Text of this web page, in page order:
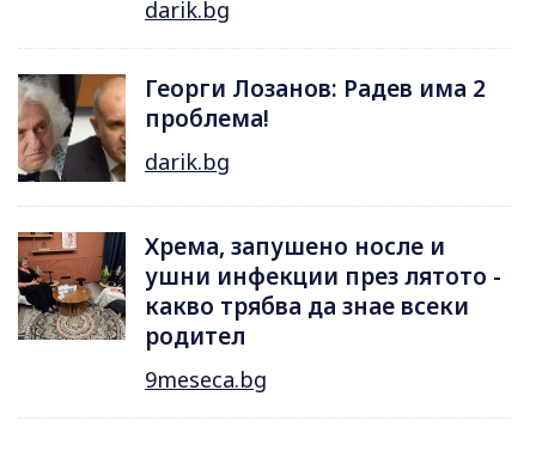
darik.bg
Георги Лозанов: Радев има 2
проблема!
darik.bg
Хрема, запушено носле и
ушни инфекции през лятотo -
какво трябва да знае всеки
родител
9meseca.bg